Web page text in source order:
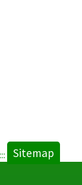
::: Sitemap